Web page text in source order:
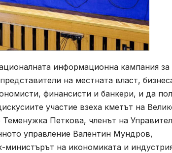
информационна кампания за
на местната власт,
финансисти и банкери, и да
участие взеха кметът на
Петкова, членът на
управление Валентин Мундров,
министърът на икономиката и